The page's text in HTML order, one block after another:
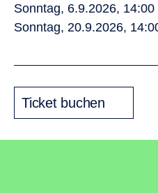
Sonntag, 6.9.2026,
Sonntag, 20.9.2026,
Ticket buchen